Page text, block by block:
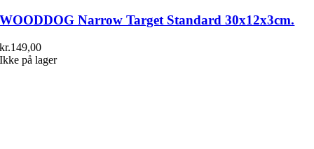
WOODDOG Narrow Target Standard 30x12x3cm.
kr.149,00
Ikke på lager